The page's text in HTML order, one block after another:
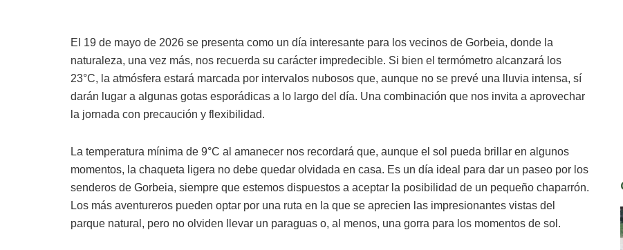
El 19 de mayo de 2026 se presenta como un día interesante para los vecinos de Gorbeia, donde la
naturaleza, una vez más, nos recuerda su carácter impredecible. Si bien el termómetro alcanzará los
23°C, la atmósfera estará marcada por intervalos nubosos que, aunque no se prevé una lluvia intensa, sí
darán lugar a algunas gotas esporádicas a lo largo del día. Una combinación que nos invita a aprovechar
la jornada con precaución y flexibilidad.
La temperatura mínima de 9°C al amanecer nos recordará que, aunque el sol pueda brillar en algunos
momentos, la chaqueta ligera no debe quedar olvidada en casa. Es un día ideal para dar un paseo por los
senderos de Gorbeia, siempre que estemos dispuestos a aceptar la posibilidad de un pequeño chaparrón.
Los más aventureros pueden optar por una ruta en la que se aprecien las impresionantes vistas del
parque natural, pero no olviden llevar un paraguas o, al menos, una gorra para los momentos de sol.